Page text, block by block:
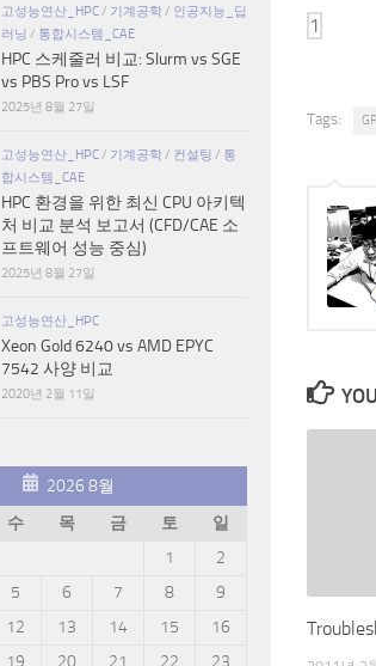
Tags:
고성능연산_HPC/ 기계공학/ 인공지능_딥
러닝 / 통합시스템_CAE
HPC 스케줄러 비교: Slurm vs SGE
vs PBS Pro vs LSF
2025년 8월 27일
고성능연산_HPC/ 기계공학/ 컨설팅 / 통
합시스템_CAE
HPC 환경을 위한 최신 CPU 아키텍
처 비교 분석 보고서 (CFD/CAE 소
프트웨어 성능 중심)
2025년 8월 27일
고성능연산_HPC
Xeon Gold 6240 vs AMD EPYC
7542 사양 비교
2020년 2월 11일
2026 8월
수 목 금 토
일
1
2
5 6 7 8
9
12 13 14 15
16
19 20 21 22
23